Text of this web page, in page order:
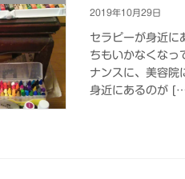
2019年10月29日
セラピーが身近
ちもいかなくなっ
ナンスに、美容院
身近にあるのが